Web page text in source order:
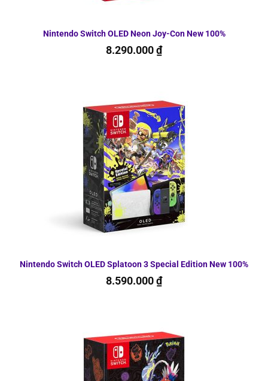
Nintendo Switch OLED Neon Joy-Con New 100%
8.290.000 ₫
Nintendo Switch OLED Splatoon 3 Special Edition New 100%
8.590.000 ₫